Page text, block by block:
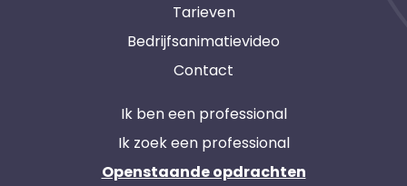
Tarieven
Bedrijfsanimatievideo
Contact
Ik ben een professional
Ik zoek een professional
Openstaande opdrachten